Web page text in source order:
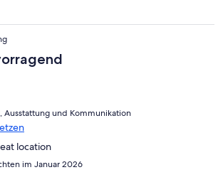
Ausstattung und Kommunikation
location
im Januar 2026